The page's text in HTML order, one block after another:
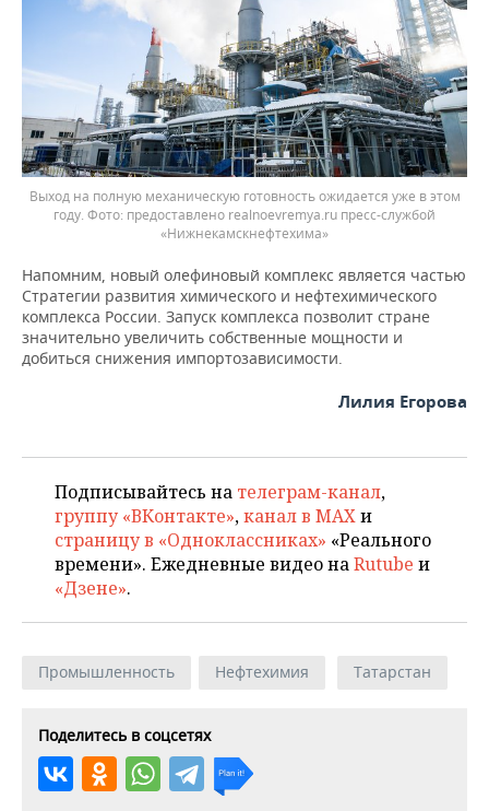
Выход на полную механическую готовность ожидается уже в этом
году.
предоставлено realnoevremya.ru пресс-службой
«Нижнекамскнефтехима»
Напомним, новый олефиновый комплекс является частью
Стратегии развития химического и нефтехимического
комплекса России. Запуск комплекса позволит стране
значительно увеличить собственные мощности и
добиться снижения импортозависимости.
Лилия Егорова
Подписывайтесь на телеграм-канал,
группу «ВКонтакте»,канал в MAXи
страницу в «Одноклассниках» «Реального
времени». Ежедневные видео наRutube и
«Дзене».
Промышленность Нефтехимия Татарстан
Поделитесь в соцсетях